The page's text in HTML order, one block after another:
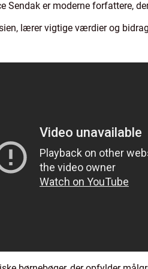
Sendak er moderne forfattere,
lærer vigtige værdier og